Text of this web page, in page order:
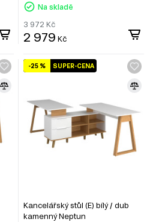
Na skladě
3 972 Kč
2 979 Kč
SUPER-CENA
-25 %
Kancelářský stůl (E) bílý / dub
kamenný Neptun